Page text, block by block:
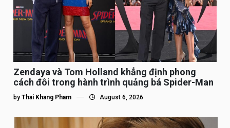
Zendaya và Tom Holland khẳng định phong
cách đôi trong hành trình quảng bá Spider-Man
by Thai Khang Pham August 6, 2026